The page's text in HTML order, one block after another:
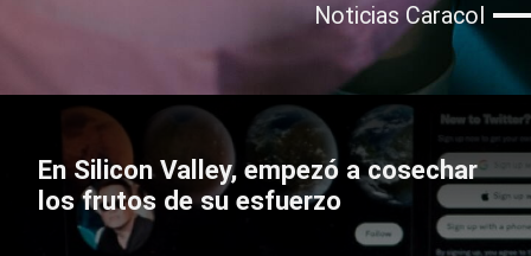
Noticias Caracol
En Silicon Valley, empezó a cosechar
los frutos de su esfuerzo